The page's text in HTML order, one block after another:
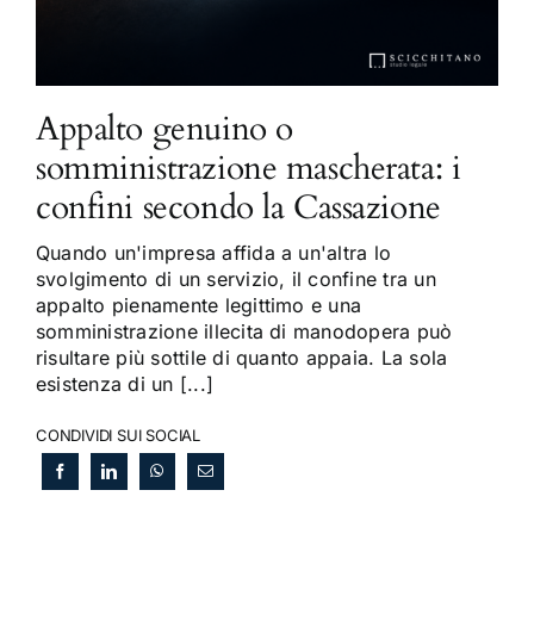
Appalto genuino o
somministrazione mascherata: i
confini secondo la Cassazione
Quando un'impresa affida a un'altra lo
svolgimento di un servizio, il confine tra un
appalto pienamente legittimo e una
somministrazione illecita di manodopera può
risultare più sottile di quanto appaia. La sola
esistenza di un [...]
CONDIVIDI SUI SOCIAL